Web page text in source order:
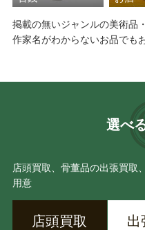
掲載の無いジャンルの美術品
作家名がわからないお品でも
選べ
店頭買取、骨董品の出張買取
用意
店頭買取 出